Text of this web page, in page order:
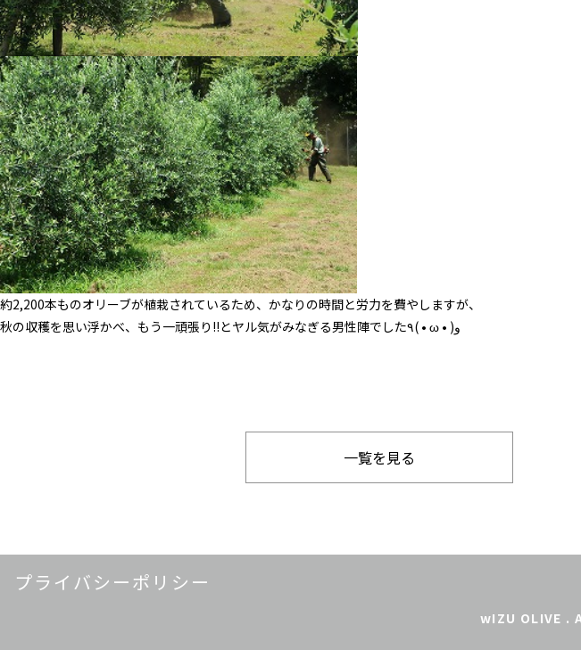
約2,200本ものオリーブが植栽されているため、かなりの時間と労力を費やしますが、
秋の収穫を思い浮かべ、もう一頑張り!!とヤル気がみなぎる男性陣でした٩( • ω • )و
一覧を見る
プライバシーポリシー
wIZU OLIVE